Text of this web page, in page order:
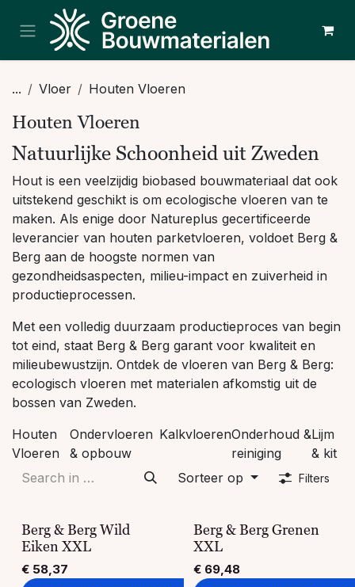
Overslaan naar inhoud
... Vloer Houten Vloeren
Houten Vloeren
Natuurlijke Schoonheid uit Zweden
Hout is een veelzijdig biobased bouwmateriaal dat ook
uitstekend geschikt is om ecologische vloeren van te
maken. Als enige door Natureplus gecertificeerde
leverancier van houten parketvloeren, voldoet Berg &
Berg aan de hoogste normen van
gezondheidsaspecten, milieu-impact en zuiverheid in
productieprocessen.
Met een volledig duurzaam productieproces van begin
tot eind, staat Berg & Berg garant voor kwaliteit en
milieubewustzijn. Ontdek de vloeren van Berg & Berg:
ecologisch vloeren met materialen afkomstig uit de
bossen van Zweden.
Houten
Vloeren
Ondervloeren
& opbouw
KalkvloerenOnderhoud &
reiniging
Lijm
& kit
Sorteer op
Filters
Berg & Berg Wild
Eiken XXL
€ 58,37
Berg & Berg Grenen
XXL
€ 69,48